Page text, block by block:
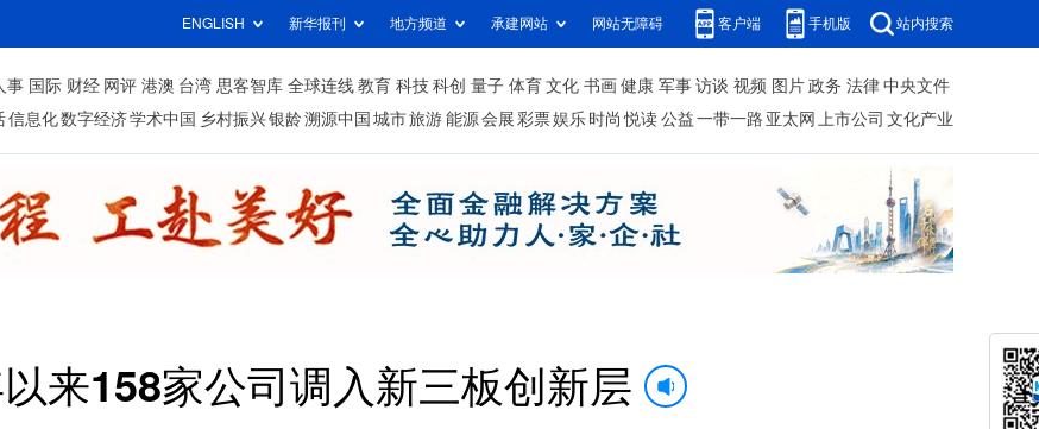
ENGLISH 新华报刊 地方频道 承建网站 网站无障碍 客户端 手机版 站内搜索
事 国际 财经 网评 港澳 台湾 思客智库 全球连线 教育 科技 科创 量子 体育 文化 书画 健康 军事 访谈 视频 图片 政务 法律 中央文件
信息化数字经济学术中国 乡村振兴银龄溯源中国 城市旅游 能源 会展 彩票娱乐 时尚 悦读 公益 一带一路 亚太网 上市公司 文化产业
来158家公司调入新三板创新层